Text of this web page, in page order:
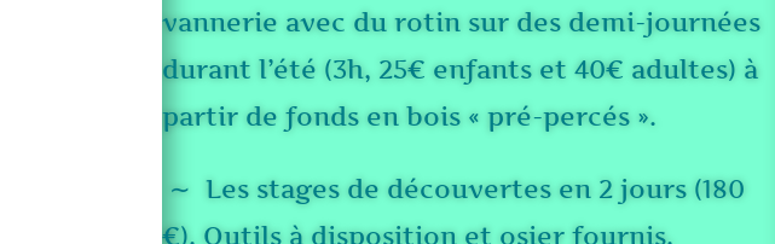
vannerie avec du rotin sur des demi-journées
durant l’été (3h, 25€ enfants et 40€ adultes) à
partir de fonds en bois « pré-percés ».
∼ Les stages de découvertes en 2 jours (180
€). Outils à disposition et osier fournis.